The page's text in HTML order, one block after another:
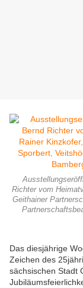
Richter vom
Geithainer
Das diesjährige
Zeichen des
sächsischen Stadt